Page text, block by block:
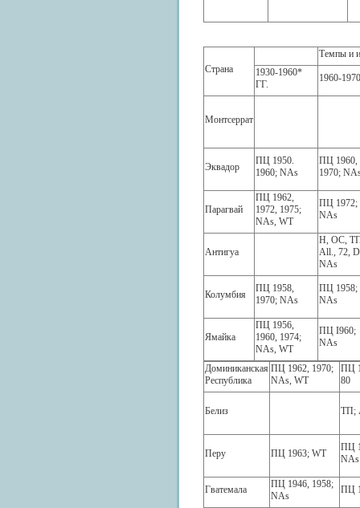
Страна
Темпы и
1930-1960*
ГГ.
1960-
Монтсеррат
Эквадор
ПЦ 1950.
1960; NAs
ПЦ 1960,
1970;
Парагвай
ПЦ 1962,
1972, 1975;
NAs, WT
ПЦ 1972;
NAs
Антигуа
Н, ОС,
All., 72,
NAs
Колумбия
ПЦ 1958,
1970; NAs
ПЦ 1958;
NAs
Ямайка
ПЦ 1956,
1960, 1974;
NAs, WT
ПЦ I960;
NAs
Доминиканская
Республика
ПЦ 1962, 1970;
NAs, WT
ПЦ
80
Белиз ТП;
Перу ПЦ 1963; WT
ПЦ
NAs
Гватемала
ПЦ 1946, 1958;
NAs
ПЦ